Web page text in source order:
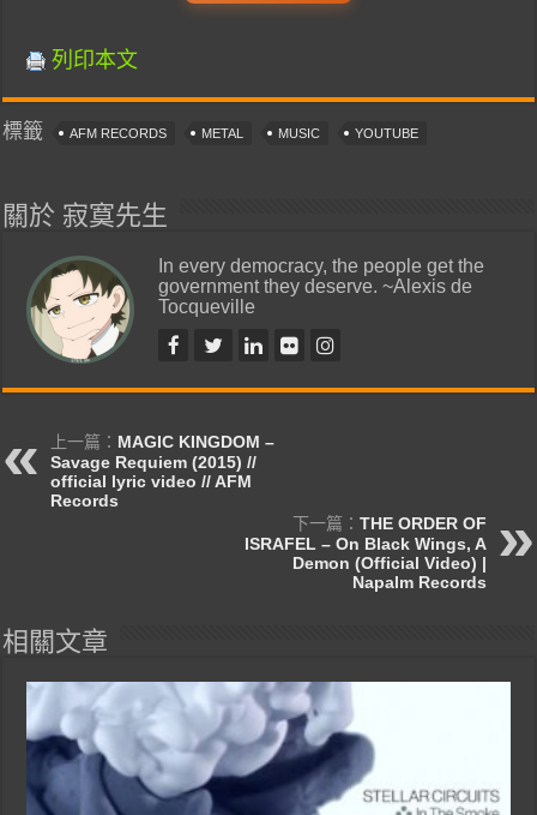
列印本文
標籤 AFM RECORDS METAL MUSIC YOUTUBE
關於 寂寞先生
In every democracy, the people get the
government they deserve. ~Alexis de
Tocqueville
上一篇： MAGIC KINGDOM –
Savage Requiem (2015) //
official lyric video // AFM
Records
下一篇： THE ORDER OF
ISRAFEL – On Black Wings, A
Demon (Official Video) |
Napalm Records
相關文章